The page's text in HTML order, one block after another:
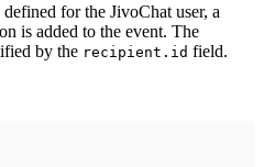
for the JivoChat user, a
is added to the event. The
by the recipient.id field.